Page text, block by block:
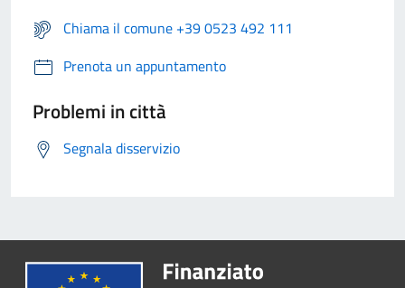
Chiama il comune +39 0523 492 111
Prenota un appuntamento
Problemi in città
Segnala disservizio